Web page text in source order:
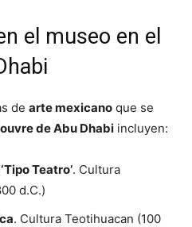
el museo en el
de arte mexicano que se
de Abu Dhabi incluyen:
Teatro’. Cultura
d.C.)
. Cultura Teotihuacan (100